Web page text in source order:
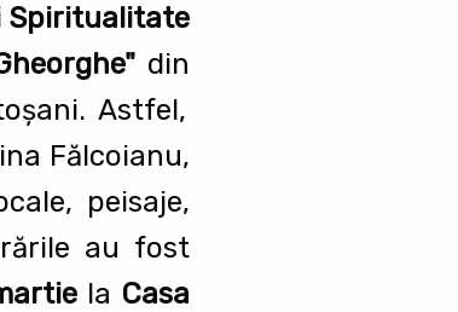
Spiritualitate
din
Astfel,
Fălcoianu,
peisaje,
au fost
la Casa